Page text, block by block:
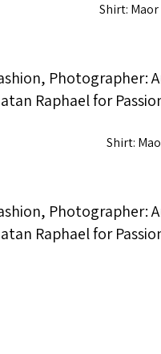
Shirt:
Shirt: